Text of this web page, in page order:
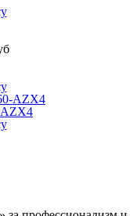
AZX4